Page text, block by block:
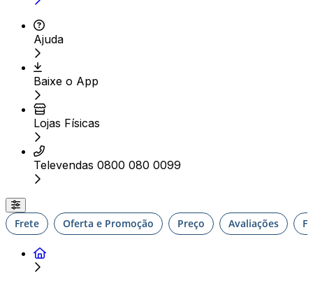
Ajuda
Baixe o App
Lojas Físicas
Televendas 0800 080 0099
Frete Oferta e Promoção Preço Avaliações